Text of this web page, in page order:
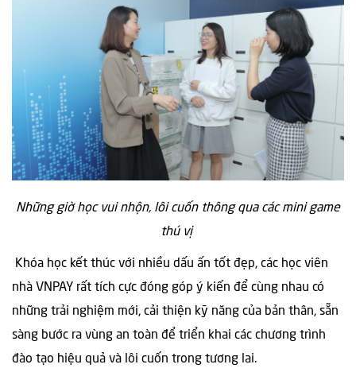
Những giờ học vui nhộn, lôi cuốn thông qua các mini game
thú vị
Khóa học kết thúc với nhiều dấu ấn tốt đẹp, các học viên
nhà VNPAY rất tích cực đóng góp ý kiến để cùng nhau có
những trải nghiệm mới, cải thiện kỹ năng của bản thân, sẵn
sàng bước ra vùng an toàn để triển khai các chương trình
đào tạo hiệu quả và lôi cuốn trong tương lai.